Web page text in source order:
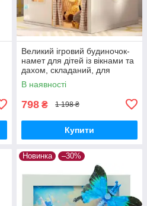
Великий ігровий будиночок-
намет для дітей із вікнами та
дахом, складаний, для
приміщення та вулиці
В наявності
798 ₴ 1 198 ₴
Купити
Новинка –30%